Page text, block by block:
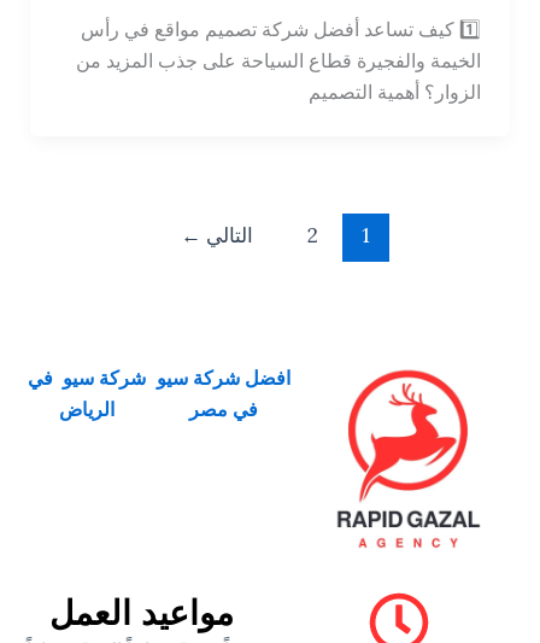
1️⃣ كيف تساعد أفضل شركة تصميم مواقع في رأس
الخيمة والفجيرة قطاع السياحة على جذب المزيد من
الزوار؟ أهمية التصميم
التالي←
افضل شركة سيو
في مصر
شركة سيو في
الرياض
مواعيد العمل